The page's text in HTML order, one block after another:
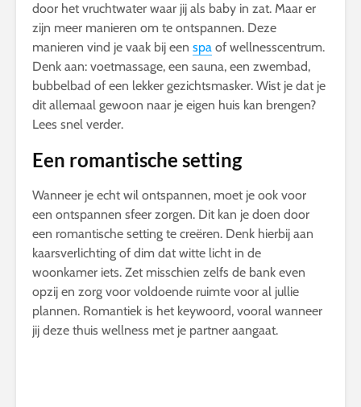
door het vruchtwater waar jij als baby in zat. Maar er
zijn meer manieren om te ontspannen. Deze
manieren vind je vaak bij een spa of wellnesscentrum.
Denk aan: voetmassage, een sauna, een zwembad,
bubbelbad of een lekker gezichtsmasker. Wist je dat je
dit allemaal gewoon naar je eigen huis kan brengen?
Lees snel verder.
Een romantische setting
Wanneer je echt wil ontspannen, moet je ook voor
een ontspannen sfeer zorgen. Dit kan je doen door
een romantische setting te creëren. Denk hierbij aan
kaarsverlichting of dim dat witte licht in de
woonkamer iets. Zet misschien zelfs de bank even
opzij en zorg voor voldoende ruimte voor al jullie
plannen. Romantiek is het keywoord, vooral wanneer
jij deze thuis wellness met je partner aangaat.